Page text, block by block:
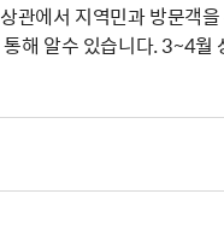
에서 지역민과 방문객
해 알수 있습니다. 3~4월